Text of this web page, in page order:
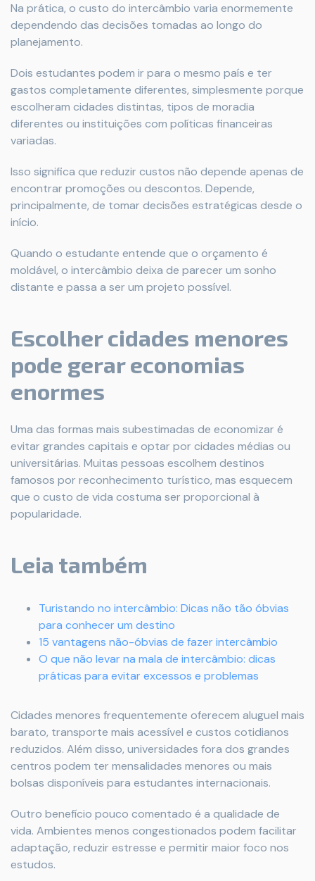
Na prática, o custo do intercâmbio varia enormemente
dependendo das decisões tomadas ao longo do
planejamento.
Dois estudantes podem ir para o mesmo país e ter
gastos completamente diferentes, simplesmente porque
escolheram cidades distintas, tipos de moradia
diferentes ou instituições com políticas financeiras
variadas.
Isso significa que reduzir custos não depende apenas de
encontrar promoções ou descontos. Depende,
principalmente, de tomar decisões estratégicas desde o
início.
Quando o estudante entende que o orçamento é
moldável, o intercâmbio deixa de parecer um sonho
distante e passa a ser um projeto possível.
Escolher cidades menores
pode gerar economias
enormes
Uma das formas mais subestimadas de economizar é
evitar grandes capitais e optar por cidades médias ou
universitárias. Muitas pessoas escolhem destinos
famosos por reconhecimento turístico, mas esquecem
que o custo de vida costuma ser proporcional à
popularidade.
Leia também
Turistando no intercâmbio: Dicas não tão óbvias
para conhecer um destino
15 vantagens não-óbvias de fazer intercâmbio
O que não levar na mala de intercâmbio: dicas
práticas para evitar excessos e problemas
Cidades menores frequentemente oferecem aluguel mais
barato, transporte mais acessível e custos cotidianos
reduzidos. Além disso, universidades fora dos grandes
centros podem ter mensalidades menores ou mais
bolsas disponíveis para estudantes internacionais.
Outro benefício pouco comentado é a qualidade de
vida. Ambientes menos congestionados podem facilitar
adaptação, reduzir estresse e permitir maior foco nos
estudos.